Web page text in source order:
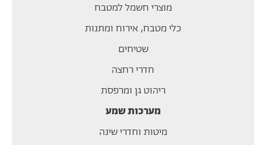
מוצרי חשמל למטבח
כלי מטבח, אירוח ומתנות
שטיחים
חדרי רחצה
ריהוט גן ומרפסת
מערכות שמע
מיטות וחדרי שינה